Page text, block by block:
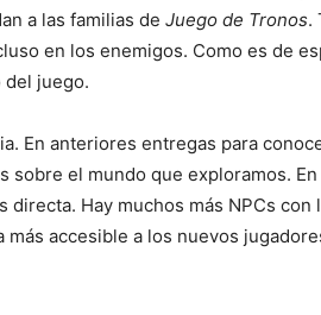
a las familias de Juego de Tronos.
en los enemigos. Como es de
del juego.
En anteriores entregas para
sobre el mundo que exploramos. En
Hay muchos más NPCs
accesible a los nuevos